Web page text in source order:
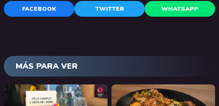
FACEBOOK TWITTER WHATSAPP
MÁS PARA VER